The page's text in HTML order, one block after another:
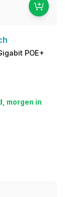
POE+
morgen in